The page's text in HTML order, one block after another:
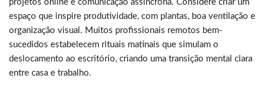
projetos online e comunicação assíncrona. Considere criar um
espaço que inspire produtividade, com plantas, boa ventilação e
organização visual. Muitos profissionais remotos bem-
sucedidos estabelecem rituais matinais que simulam o
deslocamento ao escritório, criando uma transição mental clara
entre casa e trabalho.